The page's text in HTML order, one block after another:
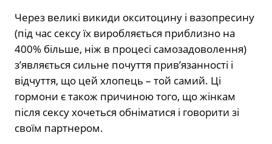
Через великі викиди окситоцину і вазопресину
(під час сексу їх виробляється приблизно на
400% більше, ніж в процесі самозадоволення)
з’являється сильне почуття прив’язанності і
відчуття, що цей хлопець – той самий. Ці
гормони є також причиною того, що жінкам
після сексу хочеться обніматися і говорити зі
своїм партнером.